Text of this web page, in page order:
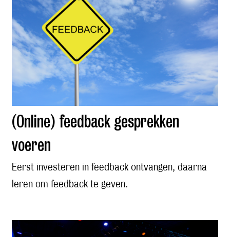
(Online) feedback gesprekken
voeren
Eerst investeren in feedback ontvangen, daarna
leren om feedback te geven.